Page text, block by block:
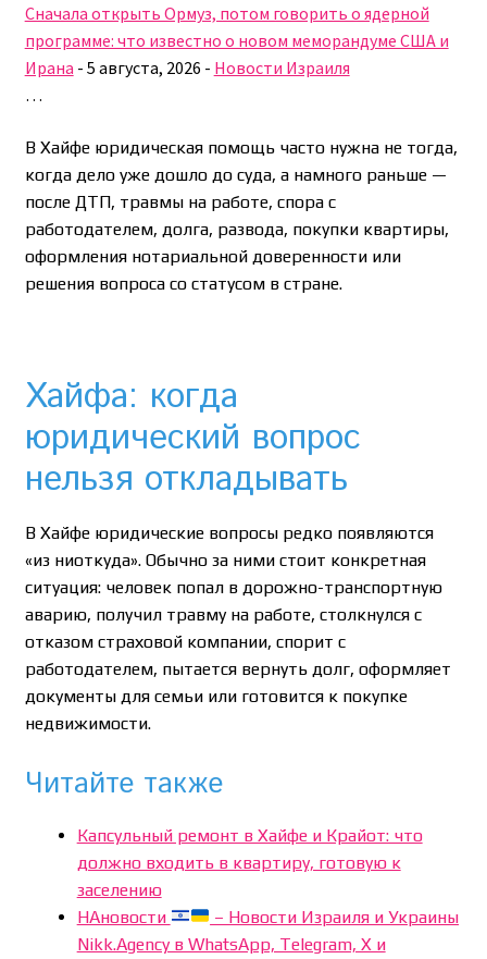
Сначала открыть Ормуз, потом говорить о ядерной
программе: что известно о новом меморандуме США и
Ирана - 5 августа, 2026 - Новости Израиля
…
В Хайфе юридическая помощь часто нужна не тогда,
когда дело уже дошло до суда, а намного раньше —
после ДТП, травмы на работе, спора с
работодателем, долга, развода, покупки квартиры,
оформления нотариальной доверенности или
решения вопроса со статусом в стране.
Хайфа: когда
юридический вопрос
нельзя откладывать
В Хайфе юридические вопросы редко появляются
«из ниоткуда». Обычно за ними стоит конкретная
ситуация: человек попал в дорожно-транспортную
аварию, получил травму на работе, столкнулся с
отказом страховой компании, спорит с
работодателем, пытается вернуть долг, оформляет
документы для семьи или готовится к покупке
недвижимости.
Читайте также
Капсульный ремонт в Хайфе и Крайот: что
должно входить в квартиру, готовую к
заселению
НАновости
– Новости Израиля и Украины
Nikk.Agency в WhatsApp, Telegram, X и